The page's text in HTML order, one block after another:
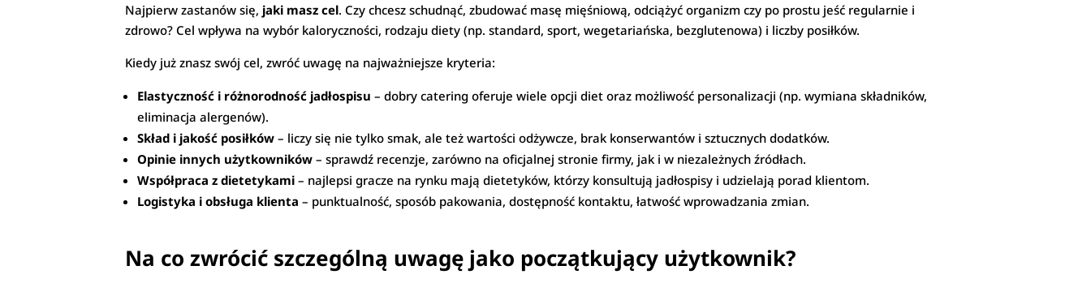
Najpierw zastanów się, jaki masz cel. Czy chcesz schudnąć, zbudować masę mięśniową, odciążyć organizm czy po prostu jeść regularnie i
zdrowo? Cel wpływa na wybór kaloryczności, rodzaju diety (np. standard, sport, wegetariańska, bezglutenowa) i liczby posiłków.
Kiedy już znasz swój cel, zwróć uwagę na najważniejsze kryteria:
Elastyczność i różnorodność jadłospisu – dobry catering oferuje wiele opcji diet oraz możliwość personalizacji (np. wymiana składników,
eliminacja alergenów).
Skład i jakość posiłków – liczy się nie tylko smak, ale też wartości odżywcze, brak konserwantów i sztucznych dodatków.
Opinie innych użytkowników – sprawdź recenzje, zarówno na oficjalnej stronie firmy, jak i w niezależnych źródłach.
Współpraca z dietetykami – najlepsi gracze na rynku mają dietetyków, którzy konsultują jadłospisy i udzielają porad klientom.
Logistyka i obsługa klienta – punktualność, sposób pakowania, dostępność kontaktu, łatwość wprowadzania zmian.
Na co zwrócić szczególną uwagę jako początkujący użytkownik?